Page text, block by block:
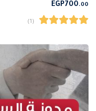
EGP700.00
(1)